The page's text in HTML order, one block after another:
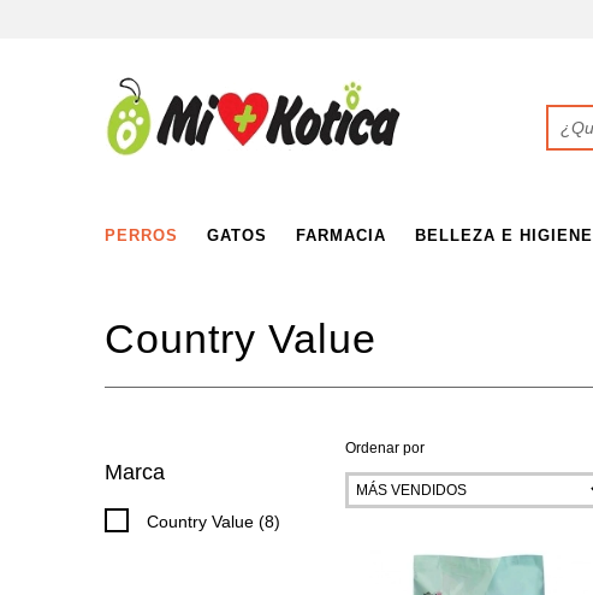
PERROS GATOS FARMACIA BELLEZA E HIGIENE
Country Value
Marca
Country Value (8)
Ordenar por